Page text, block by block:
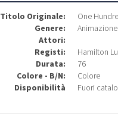
Titolo Originale:
One
Genere:
Animazione
Attori:
Registi:
Hamilton
Durata:
76
Colore - B/N:
Colore
Disponibilità
Fuori